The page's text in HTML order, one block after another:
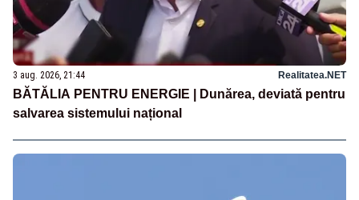
3 aug. 2026, 21:44 Realitatea.NET
BĂTĂLIA PENTRU ENERGIE | Dunărea, deviată pentru
salvarea sistemului național